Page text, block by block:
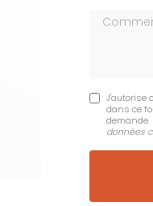
J'autorise
dans ce
demande.
données